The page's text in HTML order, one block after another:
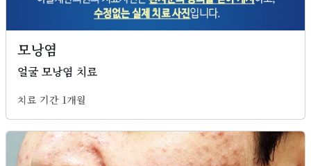
모낭염
얼굴 모낭염 치료
치료 기간 1개월